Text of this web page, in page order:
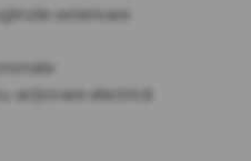
exterioare
acționare electrică